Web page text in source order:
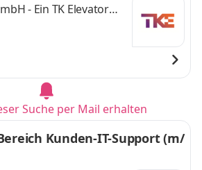
- Ein TK Elevator
Suche per Mail erhalten
Kunden-IT-Support (m/